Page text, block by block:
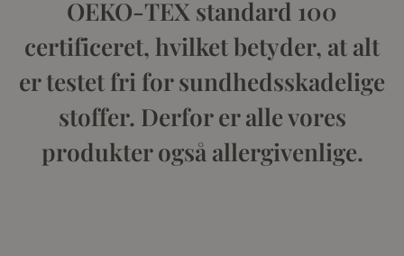
OEKO-TEX standard 100
certificeret, hvilket betyder, at alt
er testet fri for sundhedsskadelige
stoffer. Derfor er alle vores
produkter også allergivenlige.